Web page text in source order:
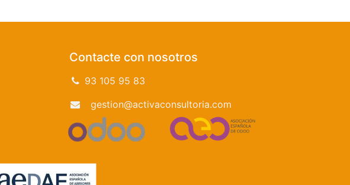
Contacte con nosotros
93 105 95 83
gestion@activaconsultoria.com